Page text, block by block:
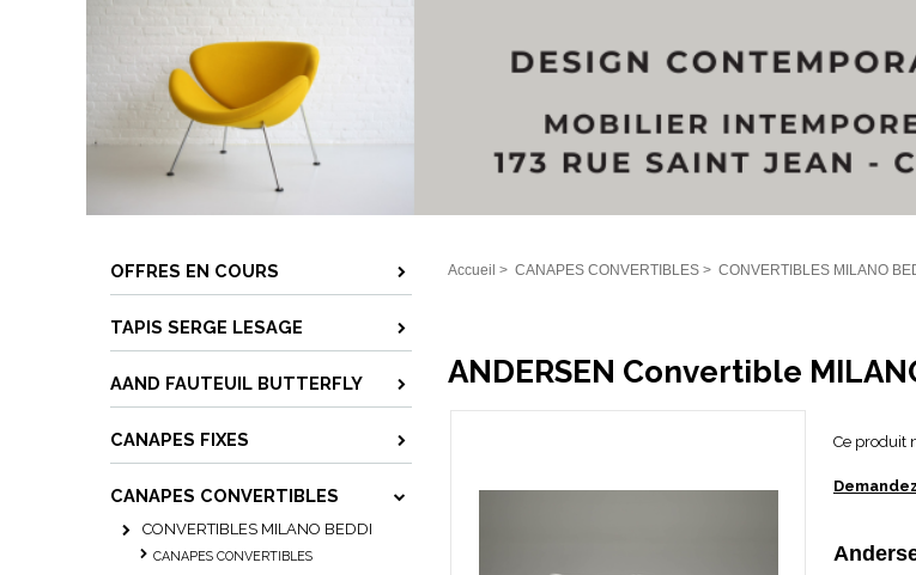
OFFRES EN COURS
TAPIS SERGE LESAGE
AAND FAUTEUIL BUTTERFLY
CANAPES FIXES
CANAPES CONVERTIBLES
CONVERTIBLES MILANO BEDDI
CANAPES CONVERTIBLES
Accueil > CANAPES CONVERTIBLES > CONVERTIBLES MILANO
ANDERSEN Convertible
Ce produit